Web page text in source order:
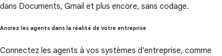
dans Documents, Gmail et plus encore, sans codage.
Ancrez les agents dans la réalité de votre entreprise
Connectez les agents à vos systèmes d'entreprise, comme